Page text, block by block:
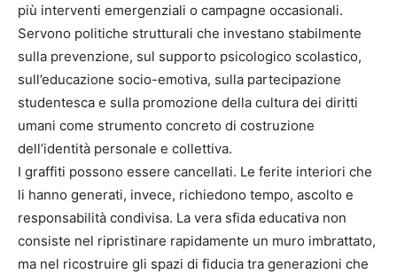
più interventi emergenziali o campagne occasionali.
Servono politiche strutturali che investano stabilmente
sulla prevenzione, sul supporto psicologico scolastico,
sull’educazione socio-emotiva, sulla partecipazione
studentesca e sulla promozione della cultura dei diritti
umani come strumento concreto di costruzione
dell’identità personale e collettiva.
I graffiti possono essere cancellati. Le ferite interiori che
li hanno generati, invece, richiedono tempo, ascolto e
responsabilità condivisa. La vera sfida educativa non
consiste nel ripristinare rapidamente un muro imbrattato,
ma nel ricostruire gli spazi di fiducia tra generazioni che